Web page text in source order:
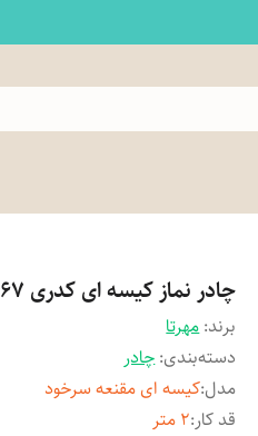
چادر نماز کیسه ای کدری 67 زمینه مشکی صورتی
برند:مهرتا
دسته‌بندی:چادر
مدل:کیسه ای مقنعه سرخود
قد کار:2 متر